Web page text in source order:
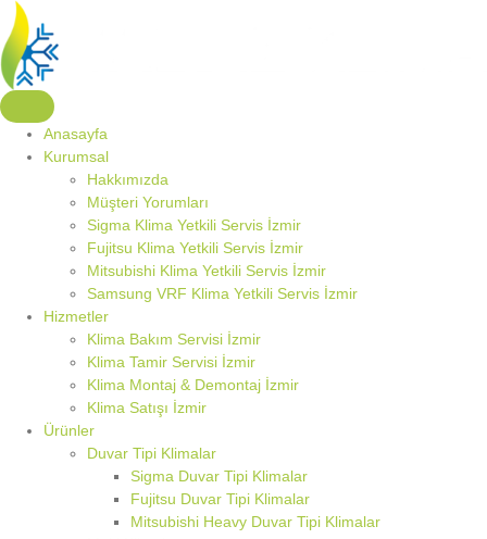
Anasayfa
Kurumsal
Hakkımızda
Müşteri Yorumları
Sigma Klima Yetkili Servis İzmir
Fujitsu Klima Yetkili Servis İzmir
Mitsubishi Klima Yetkili Servis İzmir
Samsung VRF Klima Yetkili Servis İzmir
Hizmetler
Klima Bakım Servisi İzmir
Klima Tamir Servisi İzmir
Klima Montaj & Demontaj İzmir
Klima Satışı İzmir
Ürünler
Duvar Tipi Klimalar
Sigma Duvar Tipi Klimalar
Fujitsu Duvar Tipi Klimalar
Mitsubishi Heavy Duvar Tipi Klimalar